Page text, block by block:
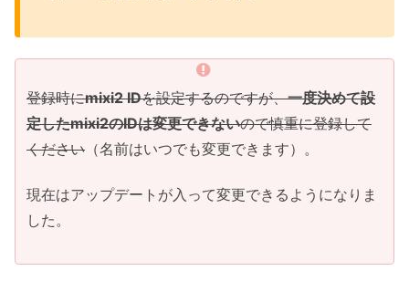
登録時にmixi2 IDを設定するのですが、一度決めて設
定したmixi2のIDは変更できないので慎重に登録して
ください （名前はいつでも変更できます）。
現在はアップデートが入って変更できるようになりま
した。